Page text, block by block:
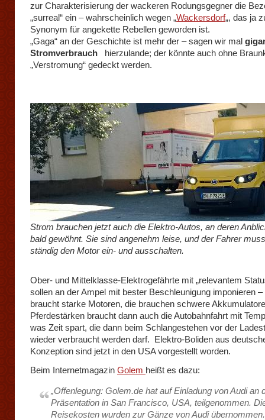
zur Charakterisierung der wackeren Rodungsgegner die
„surreal“ ein – wahrscheinlich wegen „Wackersdorf„, das ja
Synonym für angekette Rebellen geworden ist.
„Gaga“ an der Geschichte ist mehr der – sagen wir mal
Stromverbrauch hierzulande; der könnte auch ohne
„Verstromung“ gedeckt werden.
Strom brauchen jetzt auch die Elektro-Autos, an deren
bald gewöhnt. Sie sind angenehm leise, und der Fahrer
ständig den Motor ein- und ausschalten.
Ober- und Mittelklasse-Elektrogefährte mit „relevantem
sollen an der Ampel mit bester Beschleunigung imponieren –
braucht starke Motoren, die brauchen schwere
Pferdestärken braucht dann auch die Autobahnfahrt mit
was Zeit spart, die dann beim Schlangestehen vor der
wieder verbraucht werden darf. Elektro-Boliden aus
Konzeption sind jetzt in den USA vorgestellt worden.
Beim Internetmagazin Golem heißt es dazu:
„Offenlegung: Golem.de hat auf Einladung von Audi an
Präsentation in San Francisco, USA, teilgenommen.
Reisekosten wurden zur Gänze von Audi